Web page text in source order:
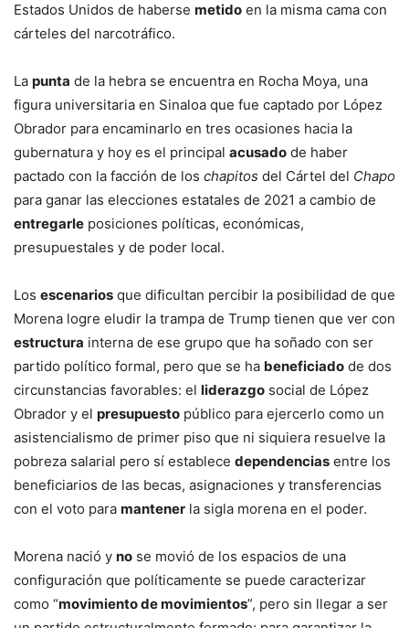
Estados Unidos de haberse metido en la misma cama con
cárteles del narcotráfico.
La punta de la hebra se encuentra en Rocha Moya, una
figura universitaria en Sinaloa que fue captado por López
Obrador para encaminarlo en tres ocasiones hacia la
gubernatura y hoy es el principal acusado de haber
pactado con la facción de los chapitos del Cártel del Chapo
para ganar las elecciones estatales de 2021 a cambio de
entregarle posiciones políticas, económicas,
presupuestales y de poder local.
Los escenarios que dificultan percibir la posibilidad de que
Morena logre eludir la trampa de Trump tienen que ver con
estructura interna de ese grupo que ha soñado con ser
partido político formal, pero que se ha beneficiado de dos
circunstancias favorables: el liderazgo social de López
Obrador y el presupuesto público para ejercerlo como un
asistencialismo de primer piso que ni siquiera resuelve la
pobreza salarial pero sí establece dependencias entre los
beneficiarios de las becas, asignaciones y transferencias
con el voto para mantener la sigla morena en el poder.
Morena nació y no se movió de los espacios de una
configuración que políticamente se puede caracterizar
como “movimiento de movimientos”, pero sin llegar a ser